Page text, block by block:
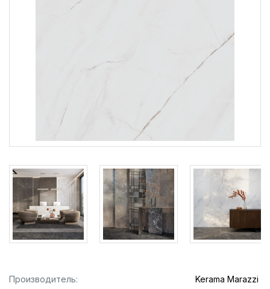
Производитель: Kerama Marazzi